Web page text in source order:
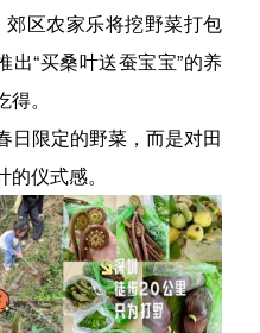
区农家乐将挖野菜打包
出“买桑叶送蚕宝宝”的养
。
日限定的野菜，而是对田
仪式感。